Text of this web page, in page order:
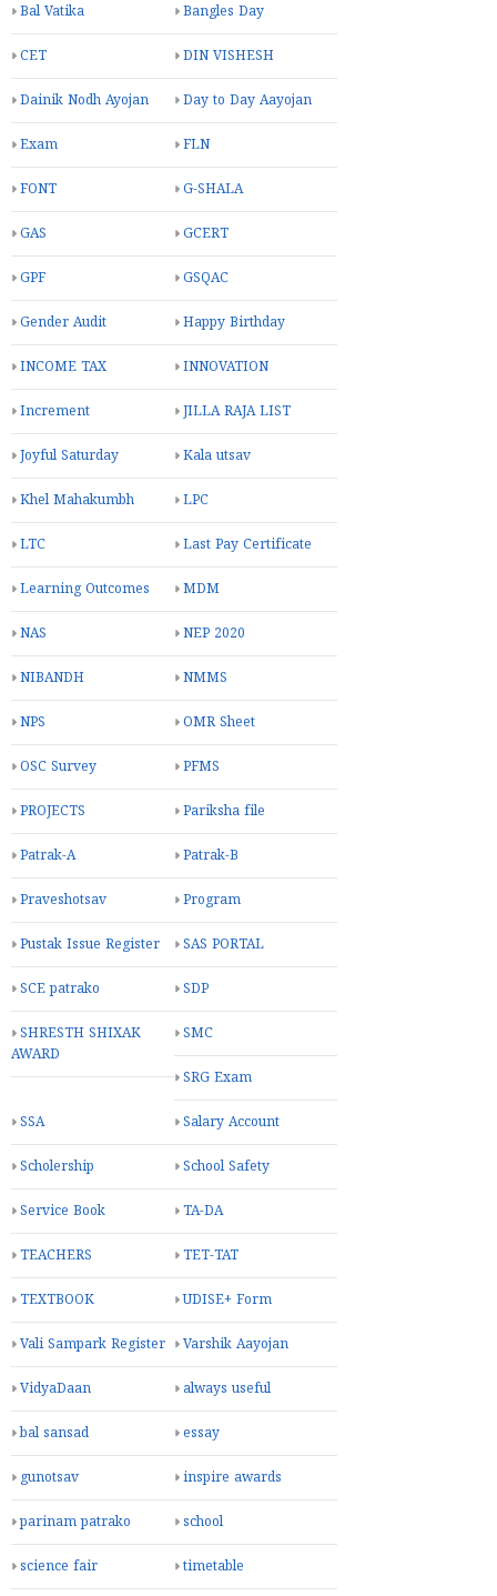
Bal Vatika Bangles Day
CET DIN VISHESH
Dainik Nodh Ayojan Day to Day Aayojan
Exam FLN
FONT G-SHALA
GAS GCERT
GPF GSQAC
Gender Audit Happy Birthday
INCOME TAX INNOVATION
Increment JILLA RAJA LIST
Joyful Saturday Kala utsav
Khel Mahakumbh LPC
LTC Last Pay Certificate
Learning Outcomes MDM
NAS NEP 2020
NIBANDH NMMS
NPS OMR Sheet
OSC Survey PFMS
PROJECTS Pariksha file
Patrak-A Patrak-B
Praveshotsav Program
Pustak Issue Register SAS PORTAL
SCE patrako SDP
SHRESTH SHIXAK
AWARD
SMC
SRG Exam
SSA Salary Account
Scholership School Safety
Service Book TA-DA
TEACHERS TET-TAT
TEXTBOOK UDISE+ Form
Vali Sampark Register Varshik Aayojan
VidyaDaan always useful
bal sansad essay
gunotsav inspire awards
parinam patrako school
science fair timetable